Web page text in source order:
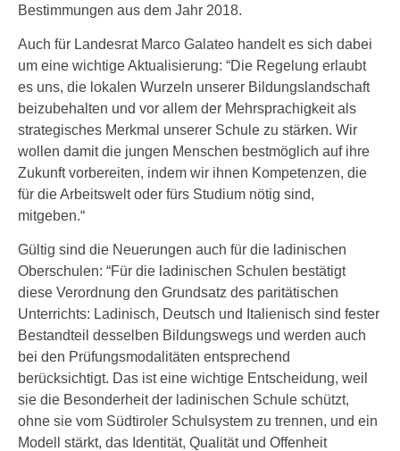
Bestimmungen aus dem Jahr 2018.
Auch für Landesrat Marco Galateo handelt es sich dabei
um eine wichtige Aktualisierung: “Die Regelung erlaubt
es uns, die lokalen Wurzeln unserer Bildungslandschaft
beizubehalten und vor allem der Mehrsprachigkeit als
strategisches Merkmal unserer Schule zu stärken. Wir
wollen damit die jungen Menschen bestmöglich auf ihre
Zukunft vorbereiten, indem wir ihnen Kompetenzen, die
für die Arbeitswelt oder fürs Studium nötig sind,
mitgeben.“
Gültig sind die Neuerungen auch für die ladinischen
Oberschulen: “Für die ladinischen Schulen bestätigt
diese Verordnung den Grundsatz des paritätischen
Unterrichts: Ladinisch, Deutsch und Italienisch sind fester
Bestandteil desselben Bildungswegs und werden auch
bei den Prüfungsmodalitäten entsprechend
berücksichtigt. Das ist eine wichtige Entscheidung, weil
sie die Besonderheit der ladinischen Schule schützt,
ohne sie vom Südtiroler Schulsystem zu trennen, und ein
Modell stärkt, das Identität, Qualität und Offenheit